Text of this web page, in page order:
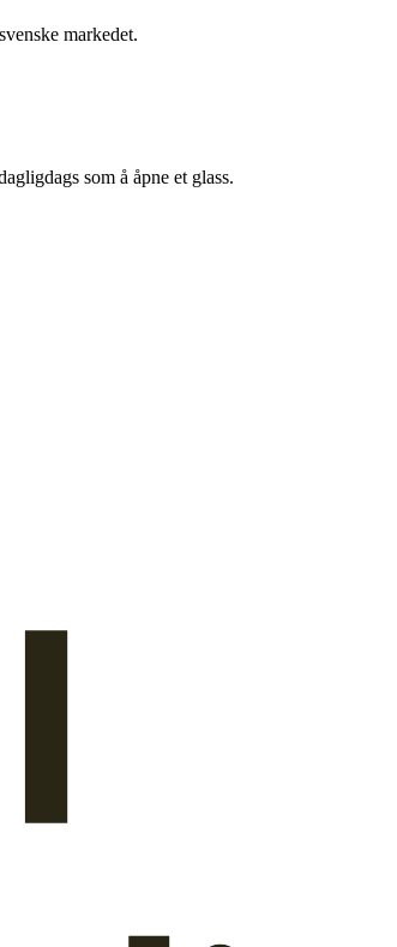
markedet.
som å åpne et glass.